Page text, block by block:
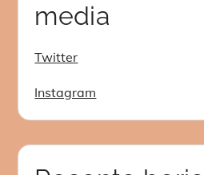
media
Twitter
Instagram